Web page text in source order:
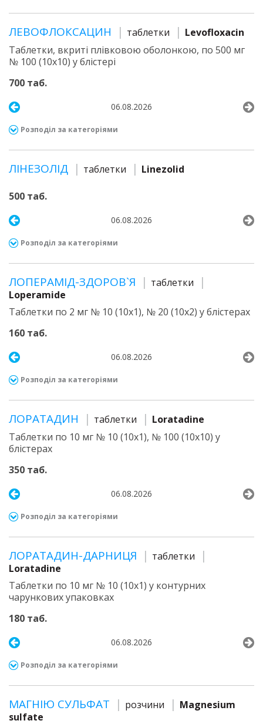
ЛЕВОФЛОКСАЦИН таблетки
Levofloxacin
Таблетки, вкриті плівковою оболонкою, по 500 мг
№ 100 (10х10) у блістері
700 таб.
06.08.2026
Розподіл за категоріями
ЛІНЕЗОЛІД таблетки Linezolid
500 таб.
06.08.2026
Розподіл за категоріями
ЛОПЕРАМІД-ЗДОРОВ`Я
таблетки
Loperamide
Таблетки по 2 мг № 10 (10х1), № 20 (10х2) у блістерах
160 таб.
06.08.2026
Розподіл за категоріями
ЛОРАТАДИН таблетки
Loratadine
Таблетки по 10 мг № 10 (10х1), № 100 (10х10) у
блістерах
350 таб.
06.08.2026
Розподіл за категоріями
ЛОРАТАДИН-ДАРНИЦЯ
таблетки
Loratadine
Таблетки по 10 мг № 10 (10х1) у контурних
чарункових упаковках
180 таб.
06.08.2026
Розподіл за категоріями
МАГНІЮ СУЛЬФАТ розчини
Magnesium
sulfate